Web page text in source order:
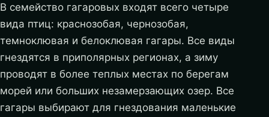
В семейство гагаровых входят всего четыре
вида птиц: краснозобая, чернозобая,
темноклювая и белоклювая гагары. Все виды
гнездятся в приполярных регионах, а зиму
проводят в более теплых местах по берегам
морей или больших незамерзающих озер. Все
гагары выбирают для гнездования маленькие